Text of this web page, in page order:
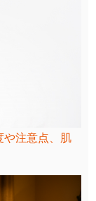
や注意点、肌